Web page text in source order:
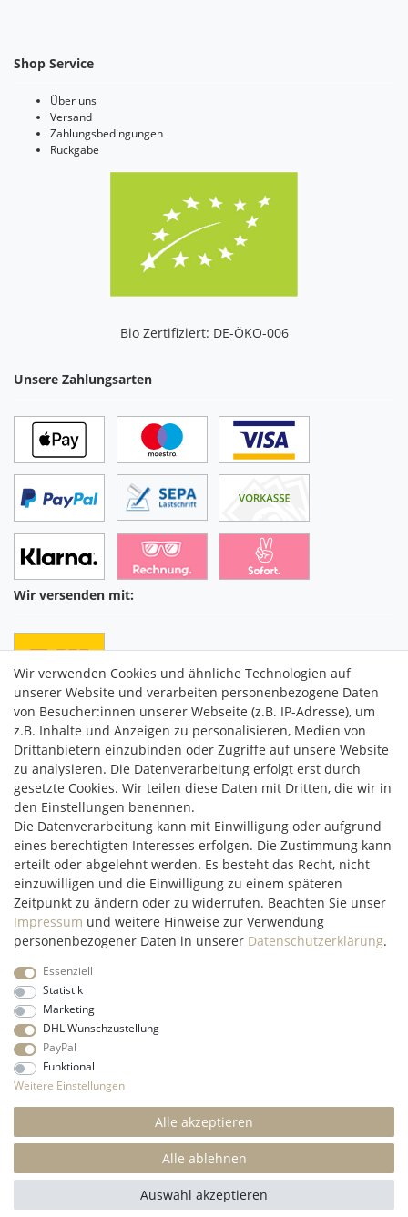
Shop Service
Über uns
Versand
Zahlungsbedingungen
Rückgabe
Bio Zertifiziert: DE-ÖKO-006
Unsere Zahlungsarten
Wir versenden mit:
C2M COMMERCE GmbH
Hüttenheim 119
97348 Willanzheim
Mo-Fr: 09:00 - 14:00 Uhr
service@c2m-commerce.com
Persönlich:093 26 - 97 97 90
Impressum
Vertrag widerrufen
* Alle Preise inkl. gesetzl. Mehrwertsteuer und ohne
Versandkosten innerhalb Deutschlands, wenn nicht anders
beschrieben
© 2022 C2M COMMERCE Onlineshop - All Rights
Reserved.
Wir verwenden Cookies und ähnliche Technologien auf
unserer Website und verarbeiten personenbezogene Daten
von Besucher:innen unserer Webseite (z.B. IP-Adresse), um
z.B. Inhalte und Anzeigen zu personalisieren, Medien von
Drittanbietern einzubinden oder Zugriffe auf unsere Website
zu analysieren. Die Datenverarbeitung erfolgt erst durch
gesetzte Cookies. Wir teilen diese Daten mit Dritten, die wir in
den Einstellungen benennen.
Die Datenverarbeitung kann mit Einwilligung oder aufgrund
eines berechtigten Interesses erfolgen. Die Zustimmung kann
erteilt oder abgelehnt werden. Es besteht das Recht, nicht
einzuwilligen und die Einwilligung zu einem späteren
Zeitpunkt zu ändern oder zu widerrufen. Beachten Sie unser
Impressum und weitere Hinweise zur Verwendung
personenbezogener Daten in unserer Daten­schutz­erklärung.
Essenziell
Statistik
Marketing
DHL Wunschzustellung
PayPal
Funktional
Weitere Einstellungen
Alle akzeptieren
Alle ablehnen
Auswahl akzeptieren
SEHR GUT (4.84 / 5)
Bewertungen bei: shopvote.de ⓘ
Informationen zur Echtheit der Bewertungen